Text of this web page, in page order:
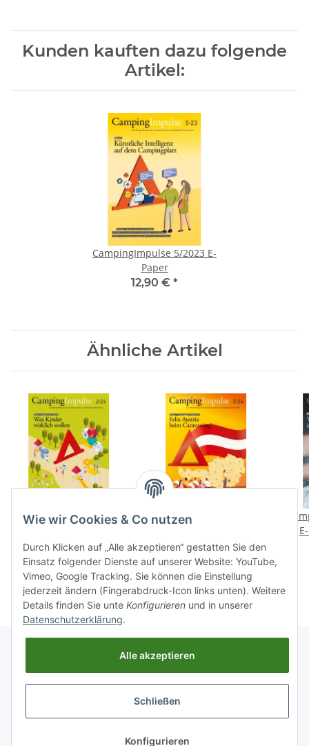
Kunden kauften dazu folgende
Artikel:
CampingImpulse 5/2023 E-
Paper
12,90 € *
Ähnliche Artikel
CampingImpulse 2/2024
Ausgabe
12,90 € *
CampingImpulse 3/2024
Ausgabe
12,90 €*
Informationen
Gesetzliche Informationen
Wie wir Cookies & Co nutzen
Durch Klicken auf „Alle akzeptieren“ gestatten Sie den
Einsatz folgender Dienste auf unserer Website: YouTube,
Vimeo, Google Tracking. Sie können die Einstellung
jederzeit ändern (Fingerabdruck-Icon links unten). Weitere
Details finden Sie unte Konfigurieren und in unserer
Datenschutzerklärung.
Alle akzeptieren
Schließen
Konfigurieren